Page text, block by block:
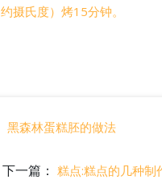
摄氏度）烤15分钟。
黑森林蛋糕胚的做法
下一篇： 糕点:糕点的几种制